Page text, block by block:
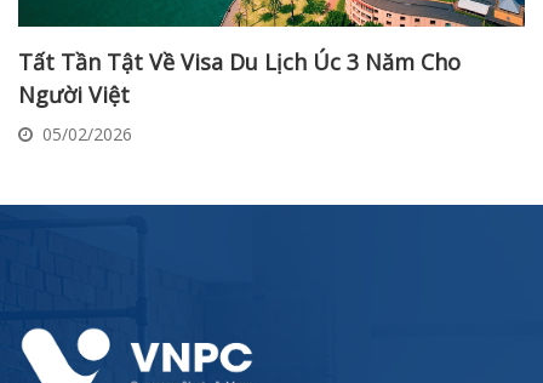
Tất Tần Tật Về Visa Du Lịch Úc 3 Năm Cho
Người Việt
05/02/2026